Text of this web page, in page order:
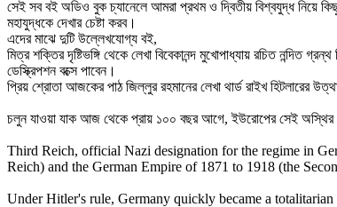
সেই সব বই অডিও বুক চ্যানেলে আমরা প্রথম ও দ্বিতীয় বিশ্বযুদ্ধ নিয়ে
মহাযুদ্ধকে দেখার চেষ্টা করব।
এদের মাঝে দুটি উল্লেখযোগ্য বই,
মিত্র শক্তির দৃষ্টিভঙ্গি থেকে লেখা বিবেকানন্দ মুখোপাধ্যায় রচিত নন্দিত
ডেস্ক্রিপশন বক্সে পাবেন।
প্রিয় শ্রোতা আজকের পাঠ জিল্লুর রহমানের লেখা থার্ড রাইখ হিটলারের
চলুন যাওয়া যাক আজ থেকে প্রায় ১০০ বছর আগে, ইউরোপের সেই অস্থির
Third Reich, official Nazi designation for the regime in
Reich) and the German Empire of 1871 to 1918 (the
Under Hitler's rule, Germany quickly became a